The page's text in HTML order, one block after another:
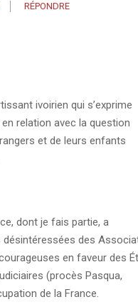
RÉPONDRE
ivoirien qui s’exprime
relation avec la question
et de leurs enfants
dont je fais partie, a
des
en faveur des
(procès Pasqua,
de la France.